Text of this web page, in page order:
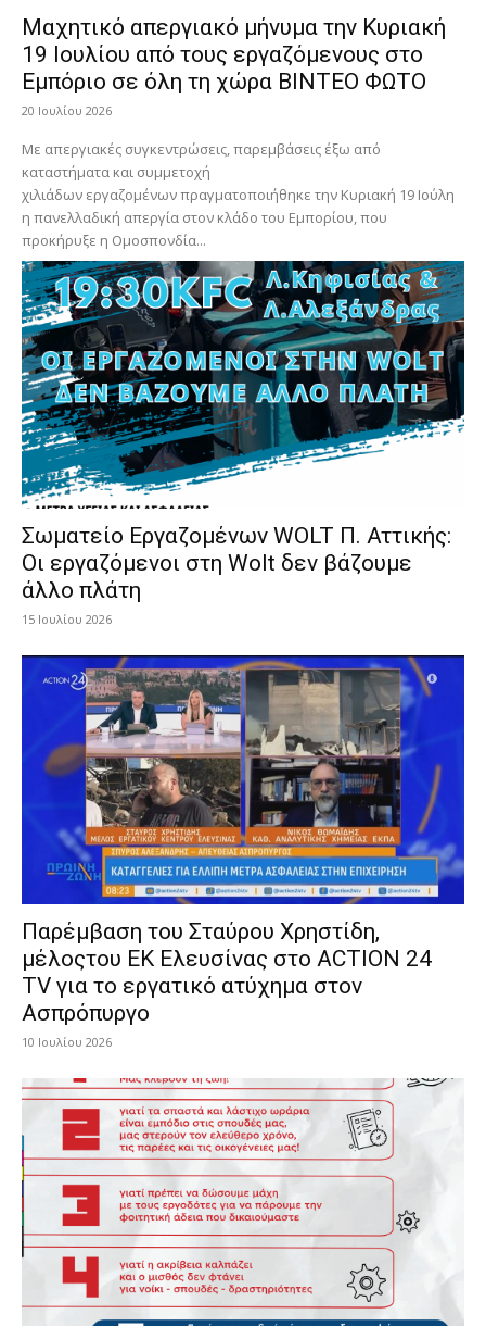
Μαχητικό απεργιακό μήνυμα την Κυριακή
19 Ιουλίου από τους εργαζόμενους στο
Εμπόριο σε όλη τη χώρα ΒΙΝΤΕΟ ΦΩΤΟ
20 Ιουλίου 2026
Με απεργιακές συγκεντρώσεις, παρεμβάσεις έξω από
καταστήματα και συμμετοχή
χιλιάδων εργαζομένων πραγματοποιήθηκε την Κυριακή 19 Ιούλη
η πανελλαδική απεργία στον κλάδο του Εμπορίου, που
προκήρυξε η Ομοσπονδία...
Σωματείο Εργαζομένων WOLT Π. Αττικής:
Οι εργαζόμενοι στη Wolt δεν βάζουμε
άλλο πλάτη
15 Ιουλίου 2026
Παρέμβαση του Σταύρου Χρηστίδη,
μέλοςτου ΕΚ Ελευσίνας στο ACTION 24
TV για το εργατικό ατύχημα στον
Ασπρόπυργο
10 Ιουλίου 2026